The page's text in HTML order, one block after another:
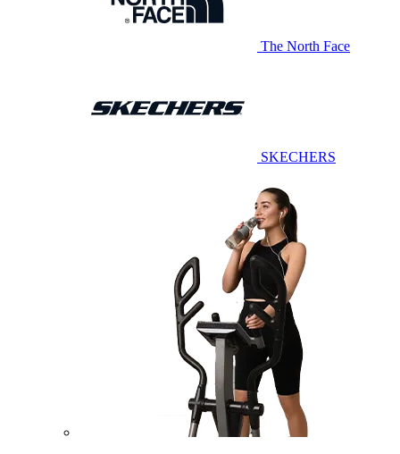
The North Face
SKECHERS